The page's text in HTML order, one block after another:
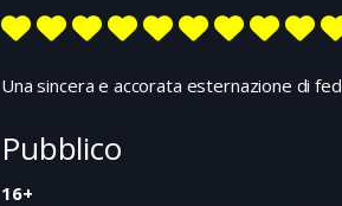
Una sincera e accorata esternazione di
Pubblico
16+